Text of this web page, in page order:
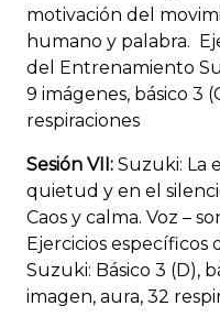
motivación del
humano y palabra.
del Entrenamiento
9 imágenes, básico 3
respiraciones
Sesión VII: Suzuki: La
quietud y en el
Caos y calma. Voz –
Ejercicios
Suzuki: Básico 3 (D),
imagen, aura, 32